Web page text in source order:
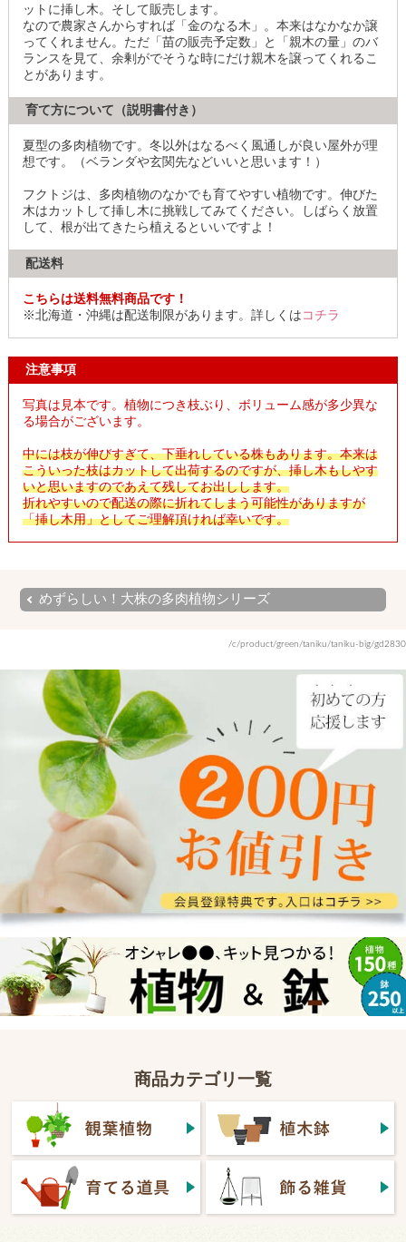
ットに挿し木。そして販売します。
なので農家さんからすれば「金のなる木」。本来はなかなか譲
ってくれません。ただ「苗の販売予定数」と「親木の量」のバ
ランスを見て、余剰がでそうな時にだけ親木を譲ってくれるこ
とがあります。
育て方について（説明書付き）
夏型の多肉植物です。冬以外はなるべく風通しが良い屋外が理
想です。（ベランダや玄関先などいいと思います！）
フクトジは、多肉植物のなかでも育てやすい植物です。伸びた
木はカットして挿し木に挑戦してみてください。しばらく放置
して、根が出てきたら植えるといいですよ！
配送料
こちらは送料無料商品です！
※北海道・沖縄は配送制限があります。詳しくは コチラ
注意事項
写真は見本です。植物につき枝ぶり、ボリューム感が多少異な
る場合がございます。
中には枝が伸びすぎて、下垂れしている株もあります。本来は
こういった枝はカットして出荷するのですが、挿し木もしやす
いと思いますのであえて残してお出しします。
折れやすいので配送の際に折れてしまう可能性がありますが
「挿し木用」としてご理解頂ければ幸いです。
めずらしい！大株の多肉植物シリーズ
/c/product/green/taniku/taniku-big/gd2830
商品カテゴリ一覧